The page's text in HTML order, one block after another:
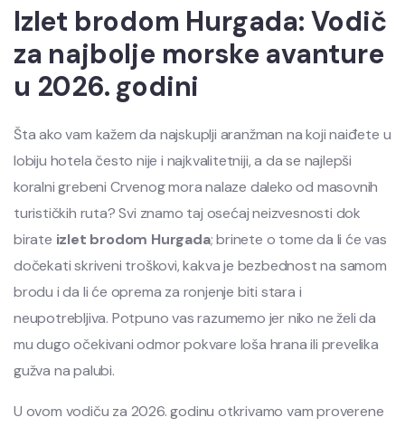
Izlet brodom Hurgada: Vodič
za najbolje morske avanture
u 2026. godini
Šta ako vam kažem da najskuplji aranžman na koji naiđete u
lobiju hotela često nije i najkvalitetniji, a da se najlepši
koralni grebeni Crvenog mora nalaze daleko od masovnih
turističkih ruta? Svi znamo taj osećaj neizvesnosti dok
birate izlet brodom Hurgada; brinete o tome da li će vas
dočekati skriveni troškovi, kakva je bezbednost na samom
brodu i da li će oprema za ronjenje biti stara i
neupotrebljiva. Potpuno vas razumemo jer niko ne želi da
mu dugo očekivani odmor pokvare loša hrana ili prevelika
gužva na palubi.
U ovom vodiču za 2026. godinu otkrivamo vam proverene